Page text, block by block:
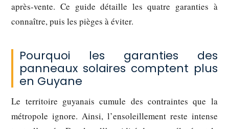
après-vente. Ce guide détaille les quatre garanties à
connaître, puis les pièges à éviter.
Pourquoi les garanties des
panneaux solaires comptent plus
en Guyane
Le territoire guyanais cumule des contraintes que la
métropole ignore. Ainsi, l’ensoleillement reste intense